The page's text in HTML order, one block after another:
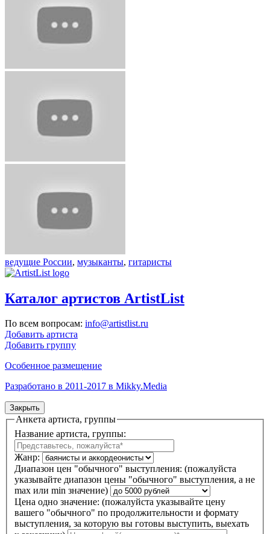
ведущие России, музыканты, гитаристы
Каталог артистов ArtistList
По всем вопросам: info@artistlist.ru
Добавить артиста
Добавить группу
Особенное размещение
Разработано в 2011-2017 в Mikky.Media
Закрыть
Анкета артиста, группы
Название артиста, группы:
Жанр:
Диапазон цен "обычного" выступления:
указывайте диапазон цены "обычного" выступления, а не
max или min значение)
Цена одно значение:
вашего "обычного" по продолжительности и формату
выступления, за которую вы готовы выступить, выехать